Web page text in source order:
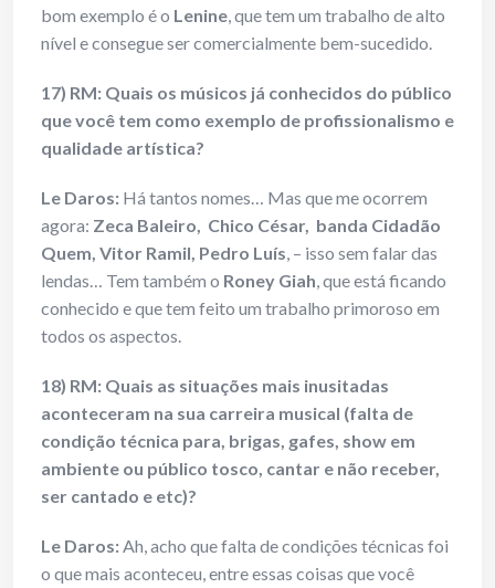
bom exemplo é o Lenine, que tem um trabalho de alto
nível e consegue ser comercialmente bem-sucedido.
17) RM: Quais os músicos já conhecidos do público
que você tem como exemplo de profissionalismo e
qualidade artística?
Le Daros: Há tantos nomes… Mas que me ocorrem
agora: Zeca Baleiro, Chico César, banda Cidadão
Quem, Vitor Ramil, Pedro Luís, – isso sem falar das
lendas… Tem também o Roney Giah, que está ficando
conhecido e que tem feito um trabalho primoroso em
todos os aspectos.
18) RM: Quais as situações mais inusitadas
aconteceram na sua carreira musical (falta de
condição técnica para, brigas, gafes, show em
ambiente ou público tosco, cantar e não receber,
ser cantado e etc)?
Le Daros:Ah, acho que falta de condições técnicas foi
o que mais aconteceu, entre essas coisas que você